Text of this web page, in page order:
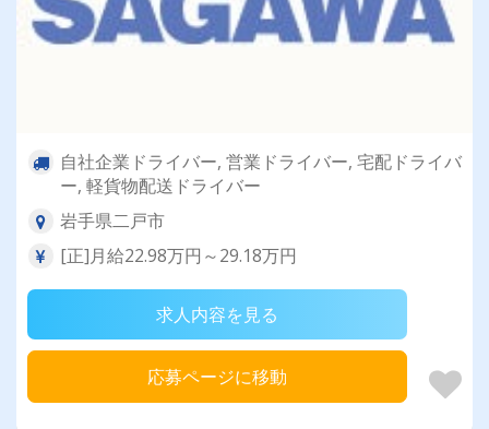
自社企業ドライバー, 営業ドライバー, 宅配ドライバ
ー, 軽貨物配送ドライバー
岩手県二戸市
[正]月給22.98万円～29.18万円
求人内容を見る
応募ページに移動